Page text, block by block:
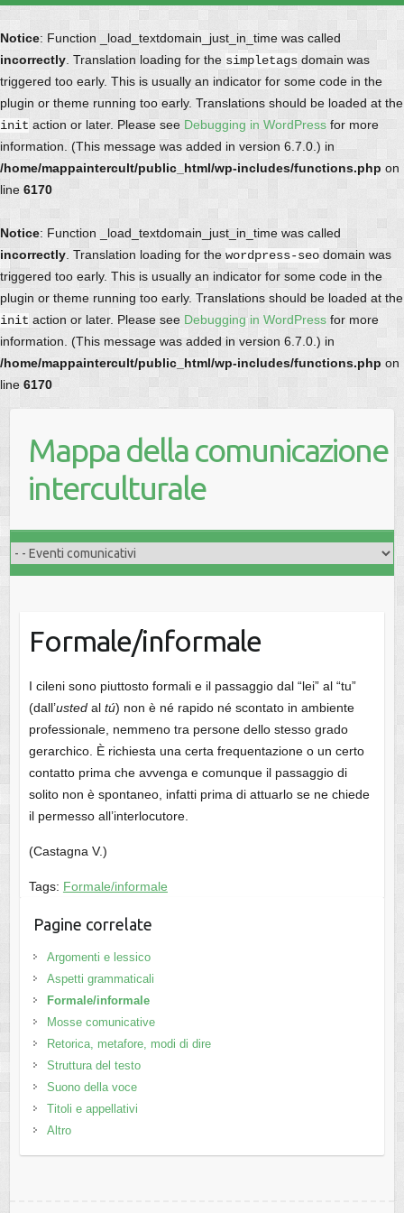
Notice: Function _load_textdomain_just_in_time was called
incorrectly . Translation loading for the simpletags domain was
triggered too early. This is usually an indicator for some code in the
plugin or theme running too early. Translations should be loaded at the
init action or later. Please see Debugging in WordPress for more
information. (This message was added in version 6.7.0.) in
/home/mappaintercult/public_html/wp-includes/functions.php on
line 6170
Notice: Function _load_textdomain_just_in_time was called
incorrectly . Translation loading for the wordpress-seo domain was
triggered too early. This is usually an indicator for some code in the
plugin or theme running too early. Translations should be loaded at the
init action or later. Please see Debugging in WordPress for more
information. (This message was added in version 6.7.0.) in
/home/mappaintercult/public_html/wp-includes/functions.php on
line 6170
Mappa della comunicazione
interculturale
Formale/informale
I cileni sono piuttosto formali e il passaggio dal “lei” al “tu”
(dall’ustedal tú) non è né rapido né scontato in ambiente
professionale, nemmeno tra persone dello stesso grado
gerarchico. È richiesta una certa frequentazione o un certo
contatto prima che avvenga e comunque il passaggio di
solito non è spontaneo, infatti prima di attuarlo se ne chiede
il permesso all’interlocutore.
(Castagna V.)
Tags: Formale/informale
Pagine correlate
Argomenti e lessico
Aspetti grammaticali
Formale/informale
Mosse comunicative
Retorica, metafore, modi di dire
Struttura del testo
Suono della voce
Titoli e appellativi
Altro